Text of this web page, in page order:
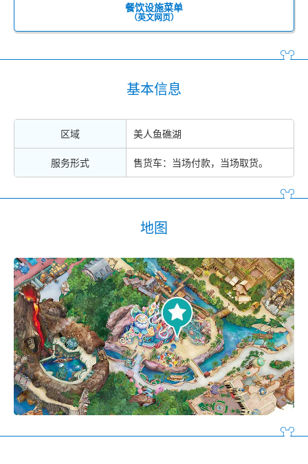
餐饮设施菜单
（英文网页）
基本信息
区域 美人鱼礁湖
服务形式 售货车：当场付款，当场取货。
地图